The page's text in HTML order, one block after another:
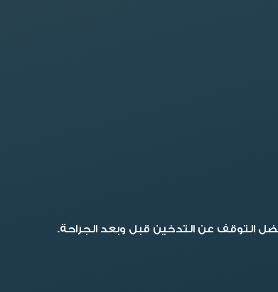
التوقف عن التدخين قبل وبعد الجراحة.